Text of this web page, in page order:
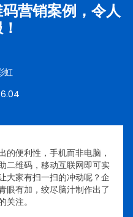
营销案例，令人
虹
的便利性，手机而非电脑，
二维码，移动互联网即可实
大家有扫一扫的冲动呢？企
眼有加，绞尽脑汁制作出了
注。